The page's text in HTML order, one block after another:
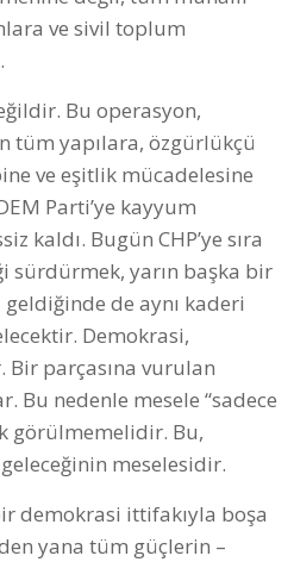
ve sivil toplum
Bu operasyon,
tüm yapılara, özgürlükçü
ve eşitlik mücadelesine
Parti’ye kayyum
kaldı. Bugün CHP’ye sıra
sürdürmek, yarın başka bir
geldiğinde de aynı kaderi
Demokrasi,
parçasına vurulan
Bu nedenle mesele “sadece
görülmemelidir. Bu,
meselesidir.
demokrasi ittifakıyla boşa
yana tüm güçlerin –